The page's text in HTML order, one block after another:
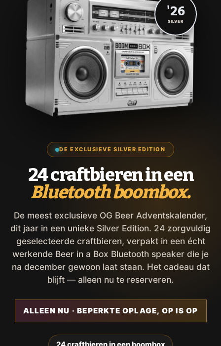
DE EXCLUSIEVE SILVER EDITION
24 craftbieren in een
Bluetooth boombox.
De meest exclusieve OG Beer Adventskalender,
dit jaar in een unieke Silver Edition. 24 zorgvuldig
geselecteerde craftbieren, verpakt in een écht
werkende Beer in a Box Bluetooth speaker die je
na december gewoon laat staan. Het cadeau dat
blijft — alleen nu te reserveren.
ALLEEN NU · BEPERKTE OPLAGE, OP IS OP
'26
SILVER